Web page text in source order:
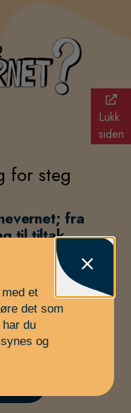
Lukk
siden
for steg
fra
til tiltak
et
det som
du
og